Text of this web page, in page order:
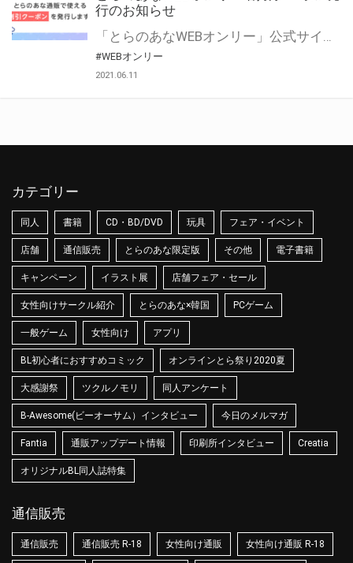
行のお知らせ
「とらのあなWEBオンリー」公式サイトでとらのあな通販の「割引クーポン」を配布中！ イベントごとに開催当日限定で使える割引クーポンのシリアルコードを発行します。 とらのあなWEBオンリーのページをチェックして、イベント当日にお得にお買い物を楽しみましょう♪ ※本キャンペーンは予告なく終了する場合がございます。 とらのあなWEBオンリーサイトはこちら
#WEBオンリー
2021.06.11
カテゴリー
同人 書籍 CD・BD/DVD 玩具 フェア・イベント
店舗 通信販売 とらのあな限定版 その他 電子書籍
キャンペーン イラスト展 店舗フェア・セール
女性向けサークル紹介 とらのあな×韓国 PCゲーム
一般ゲーム 女性向け アプリ
BL初心者におすすめコミック オンラインとら祭り2020夏
大感謝祭 ツクルノモリ 同人アンケート
B-Awesome(ビーオーサム）インタビュー 今日のメルマガ
Fantia 通販アップデート情報 印刷所インタビュー Creatia
オリジナルBL同人誌特集
通信販売
通信販売 通信販売 R-18 女性向け通販 女性向け通販 R-18